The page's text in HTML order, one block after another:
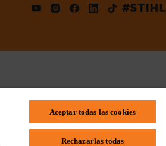
#STIHL
Preguntas frecuentes
Aceptar todas las cookies
Rechazarlas todas